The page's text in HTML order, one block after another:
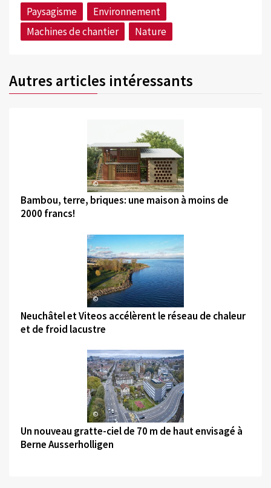
Paysagisme
Environnement
Machines de chantier
Nature
Autres articles intéressants
©
Bambou, terre, briques: une maison à moins de
2000 francs!
©
Neuchâtel et Viteos accélèrent le réseau de chaleur
et de froid lacustre
©
Un nouveau gratte-ciel de 70 m de haut envisagé à
Berne Ausserholligen